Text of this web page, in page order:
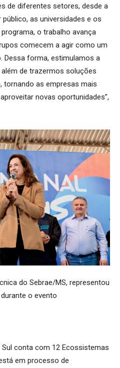
de diferentes setores, desde a
as universidades e os
o trabalho avança
comecem a agir como um
Dessa forma, estimulamos a
de trazermos soluções
tornando as empresas mais
novas oportunidades”,
do Sebrae/MS, representou
o evento
conta com 12 Ecossistemas
em processo de